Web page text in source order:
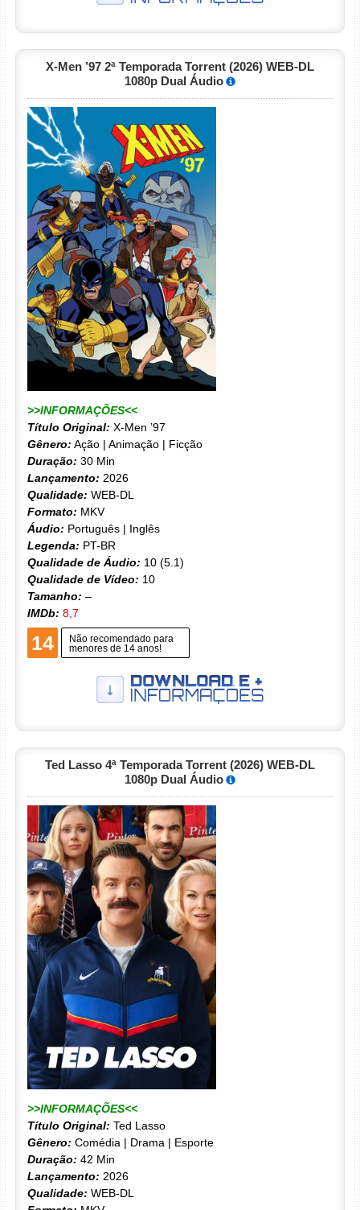
X-Men ’97 2ª Temporada Torrent (2026) WEB-DL
1080p Dual Áudio
>>INFORMAÇÕES<<
Título Original: X-Men ’97
Gênero: Ação | Animação | Ficção
Duração: 30 Min
Lançamento: 2026
Qualidade: WEB-DL
Formato: MKV
Áudio: Português | Inglês
Legenda: PT-BR
Qualidade de Áudio: 10 (5.1)
Qualidade de Vídeo: 10
Tamanho: –
IMDb: 8,7
14
Não recomendado para
menores de 14 anos!
Ted Lasso 4ª Temporada Torrent (2026) WEB-DL
1080p Dual Áudio
>>INFORMAÇÕES<<
Título Original: Ted Lasso
Gênero: Comédia | Drama | Esporte
Duração: 42 Min
Lançamento: 2026
Qualidade: WEB-DL